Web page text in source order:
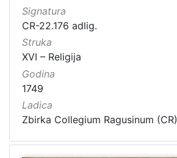
Signatura
CR-22.176 adlig.
Struka
XVI – Religija
Godina
1749
Ladica
Zbirka Collegium Ragusinum (CR)